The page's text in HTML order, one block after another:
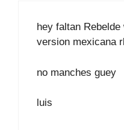
hey faltan
version mexicana
no manches guey
luis